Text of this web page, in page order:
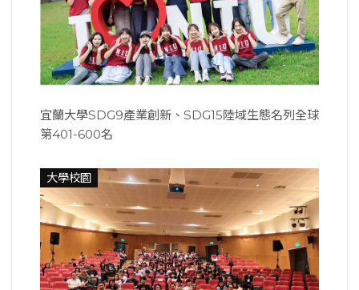
宜蘭大學SDG9產業創新、SDG15陸域生態名列全球
第401-600名
大學校園